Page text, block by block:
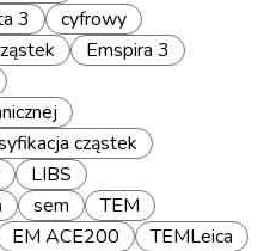
3
cyfrowy
Emspira 3
cząstek
LIBS
sem
TEM
EM ACE200
TEMLeica